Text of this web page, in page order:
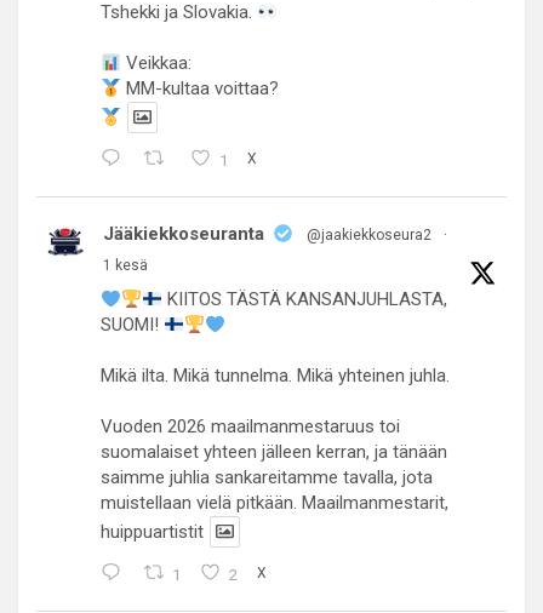
Tshekki ja Slovakia.
Veikkaa:
MM-kultaa voittaa?
1 X
Jääkiekkoseuranta @jaakiekkoseura2
·
1 kesä
KIITOS TÄSTÄ KANSANJUHLASTA,
SUOMI!
Mikä ilta. Mikä tunnelma. Mikä yhteinen juhla.
Vuoden 2026 maailmanmestaruus toi
suomalaiset yhteen jälleen kerran, ja tänään
saimme juhlia sankareitamme tavalla, jota
muistellaan vielä pitkään. Maailmanmestarit,
huippuartistit
1 2 X